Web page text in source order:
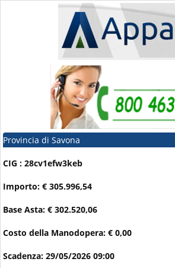
Provincia di Savona
CIG : 28cv1efw3keb
Importo: € 305.996,54
Base Asta: € 302.520,06
Costo della Manodopera: € 0,00
Scadenza: 29/05/2026 09:00